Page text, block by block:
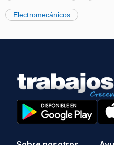
Electromecánicos